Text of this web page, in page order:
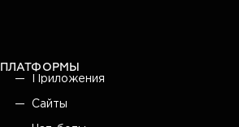
ПЛАТФОРМЫ
Приложения
Сайты